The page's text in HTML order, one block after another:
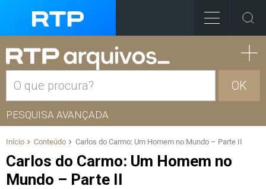
OK
PESQUISA AVANÇADA
Início Conteúdo Carlos do Carmo: Um Homem no Mundo – Parte II
Carlos do Carmo: Um Homem no
Mundo – Parte II